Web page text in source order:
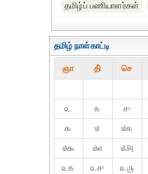
தமிழ்ப் பணியாளர்கள்
தமிழ் நாள்காட்டி
ஞா தி் செ
௨
௩ ௪
௯
௰ ௰௧
௰௬
௰௭ ௰௮
௨௩
௨௪ ௨௫